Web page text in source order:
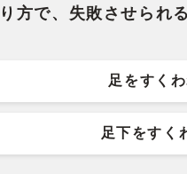
り方で、失敗させられ
足をすく
足下をすく